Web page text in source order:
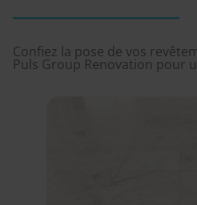
Confiez la pose de vos
Puls Group Renovation pour